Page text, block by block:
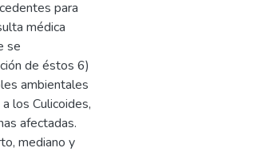
para
médica
se
de éstos 6)
ambientales
los Culicoides,
afectadas.
mediano y